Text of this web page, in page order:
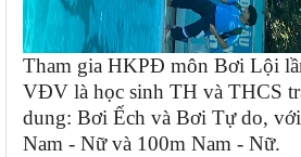
Tham gia HKPĐ môn Bơi Lội
VĐV là học sinh TH và THCS
dung: Bơi Ếch và Bơi Tự do,
Nam - Nữ và 100m Nam - Nữ.